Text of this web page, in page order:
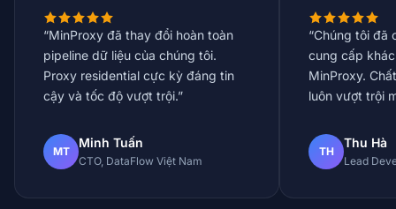
“MinProxy đã thay đổi hoàn toàn
pipeline dữ liệu của chúng tôi.
Proxy residential cực kỳ đáng tin
cậy và tốc độ vượt trội.”
MT
Minh Tuấn
CTO, DataFlow Việt Nam
“Chúng tôi đã
cung cấp
MinProxy.
luôn vượt trội
TH
Thu Hà
Lead